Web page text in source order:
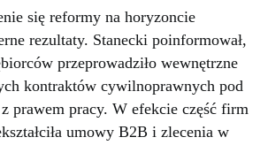
się reformy na horyzoncie
rezultaty. Stanecki poinformował,
przeprowadziło wewnętrzne
kontraktów cywilnoprawnych pod
prawem pracy. W efekcie część firm
umowy B2B i zlecenia w